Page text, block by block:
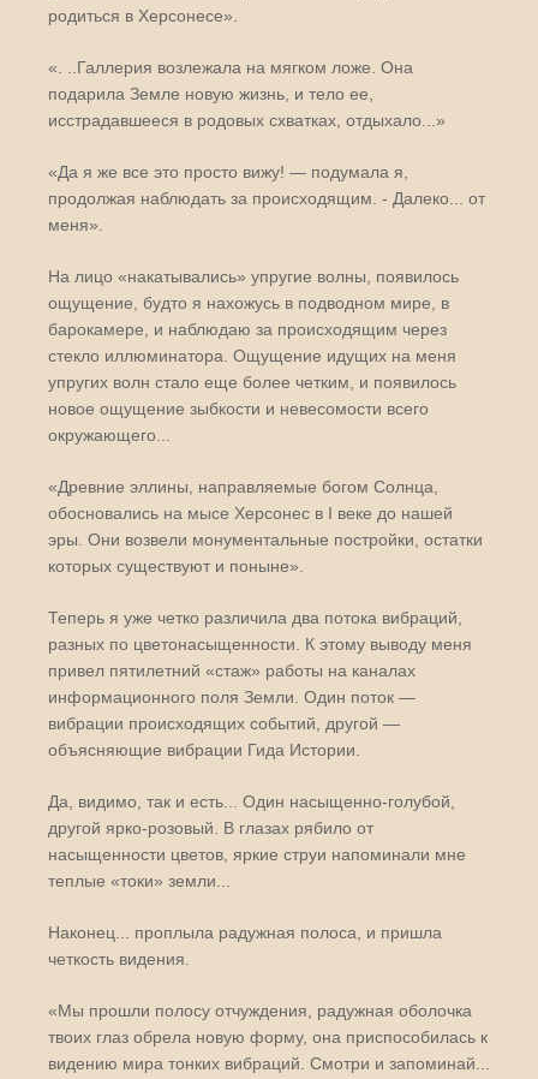
родиться в Херсонесе».
«. ..Галлерия возлежала на мягком ложе. Она
подарила Земле новую жизнь, и тело ее,
исстрадавшееся в родовых схватках, отдыхало...»
«Да я же все это просто вижу! — подумала я,
продолжая наблюдать за происходящим. - Далеко... от
меня».
На лицо «накатывались» упругие волны, появилось
ощущение, будто я нахожусь в подводном мире, в
барокамере, и наблюдаю за происходящим через
стекло иллюминатора. Ощущение идущих на меня
упругих волн стало еще более четким, и появилось
новое ощущение зыбкости и невесомости всего
окружающего...
«Древние эллины, направляемые богом Солнца,
обосновались на мысе Херсонес в I веке до нашей
эры. Они возвели монументальные постройки, остатки
которых существуют и поныне».
Теперь я уже четко различила два потока вибраций,
разных по цветонасыщенности. К этому выводу меня
привел пятилетний «стаж» работы на каналах
информационного поля Земли. Один поток —
вибрации происходящих событий, другой —
объясняющие вибрации Гида Истории.
Да, видимо, так и есть... Один насыщенно-голубой,
другой ярко-розовый. В глазах рябило от
насыщенности цветов, яркие струи напоминали мне
теплые «токи» земли...
Наконец... проплыла радужная полоса, и пришла
четкость видения.
«Мы прошли полосу отчуждения, радужная оболочка
твоих глаз обрела новую форму, она приспособилась к
видению мира тонких вибраций. Смотри и запоминай...